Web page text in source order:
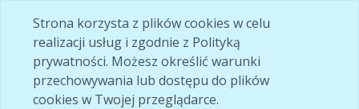
Strona korzysta z plików cookies w celu
realizacji usług i zgodnie z Polityką
prywatności. Możesz określić warunki
przechowywania lub dostępu do plików
cookies w Twojej przeglądarce.